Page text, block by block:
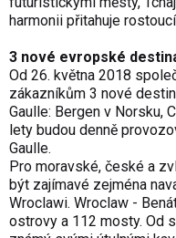
harmonii přitahuje
3 nové evropské
Od 26. května 2018
zákazníkům 3 nové
Gaulle: Bergen v Norsku,
lety budou denně
Gaulle.
Pro moravské, české a
být zajímavé zejména
Wroclawi. Wroclaw -
ostrovy a 112 mosty. Od